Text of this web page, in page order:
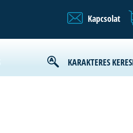
Kapcsolat
KARAKTERES